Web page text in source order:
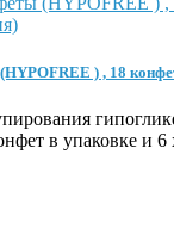
) , 18
в упаковке и